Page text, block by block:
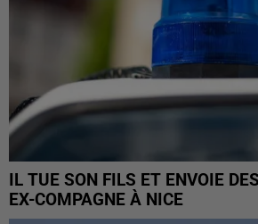
IL TUE SON FILS ET ENVOIE
EX-COMPAGNE À NICE